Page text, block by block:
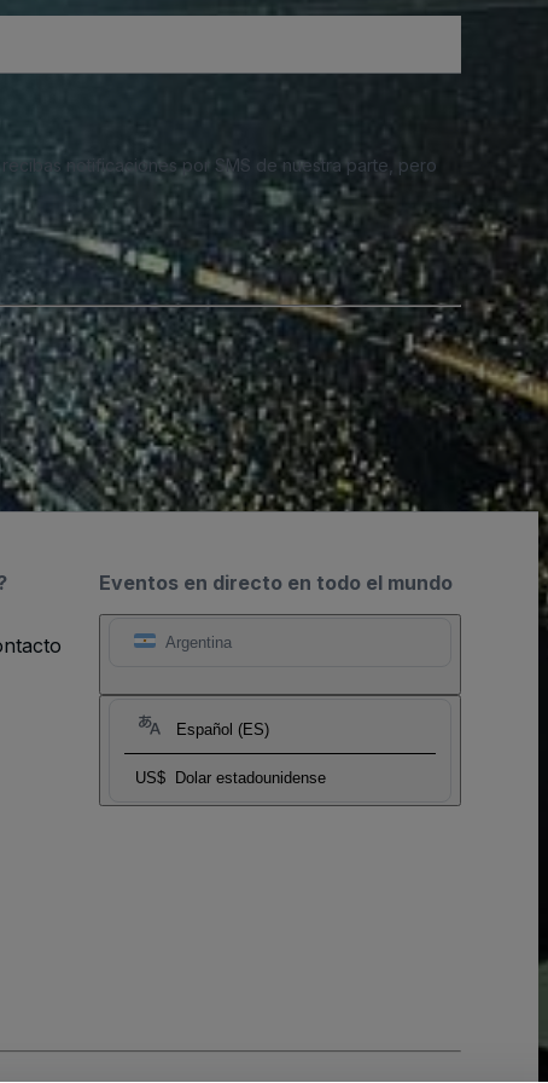
recibas notificaciones por SMS de nuestra parte, pero
Eventos en directo en todo el mundo
Argentina
Español (ES)
US$ Dolar estadounidense